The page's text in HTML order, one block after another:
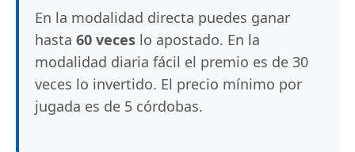
En la modalidad directa puedes ganar
hasta 60 veces lo apostado. En la
modalidad diaria fácil el premio es de 30
veces lo invertido. El precio mínimo por
jugada es de 5 córdobas.